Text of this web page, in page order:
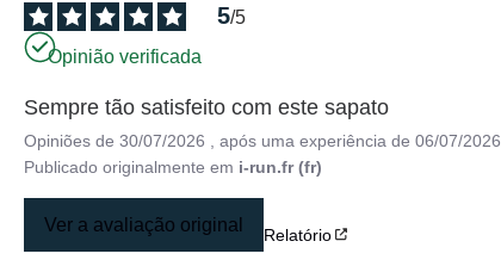
5/5
Opinião verificada
Sempre tão satisfeito com este sapato
Opiniões de30/07/2026 , após uma experiência de06/07/2026
Publicado originalmente em i-run.fr (fr)
Ver a avaliação original Relatório